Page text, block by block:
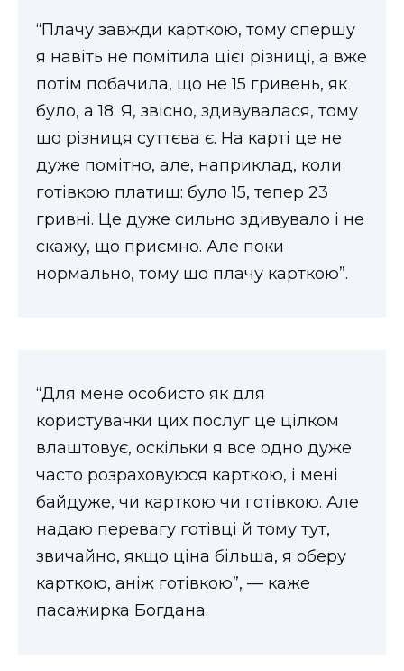
“Плачу завжди карткою, тому спершу
я навіть не помітила цієї різниці, а вже
потім побачила, що не 15 гривень, як
було, а 18. Я, звісно, здивувалася, тому
що різниця суттєва є. На карті це не
дуже помітно, але, наприклад, коли
готівкою платиш: було 15, тепер 23
гривні. Це дуже сильно здивувало і не
скажу, що приємно. Але поки
нормально, тому що плачу карткою”.
“Для мене особисто як для
користувачки цих послуг це цілком
влаштовує, оскільки я все одно дуже
часто розраховуюся карткою, і мені
байдуже, чи карткою чи готівкою. Але
надаю перевагу готівці й тому тут,
звичайно, якщо ціна більша, я оберу
карткою, аніж готівкою”, — каже
пасажирка Богдана.